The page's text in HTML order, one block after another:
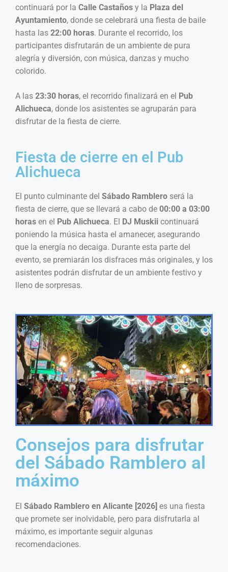
continuará por la Calle Castaños y la Plaza del
Ayuntamiento, donde se celebrará una fiesta de baile
hasta las 22:00 horas. Durante el recorrido, los
participantes disfrutarán de un ambiente de pura
alegría y diversión, con música, danzas y mucho
colorido.
A las 23:30 horas, el recorrido finalizará en el Pub
Alichueca, donde los asistentes se agruparán para
disfrutar de la fiesta de cierre.
Fiesta de cierre en el Pub
Alichueca
El punto culminante del Sábado Ramblero será la
fiesta de cierre, que se llevará a cabo de 00:00 a 03:00
horas en el Pub Alichueca. El DJ Muskii continuará
poniendo la música hasta el amanecer, asegurando
que la energía no decaiga. Durante esta parte del
evento, se premiarán los disfraces más originales, y los
asistentes podrán disfrutar de un ambiente festivo y
lleno de sorpresas.
Consejos para disfrutar
del Sábado Ramblero al
máximo
El Sábado Ramblero en Alicante [2026] es una fiesta
que promete ser inolvidable, pero para disfrutarla al
máximo, es importante seguir algunas
recomendaciones.